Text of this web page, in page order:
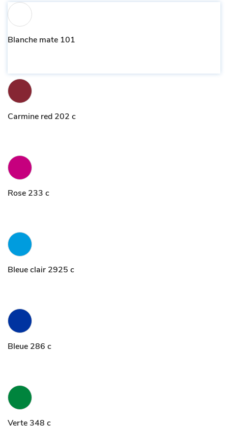
Blanche mate 101
Carmine red 202 c
Rose 233 c
Bleue clair 2925 c
Bleue 286 c
Verte 348 c